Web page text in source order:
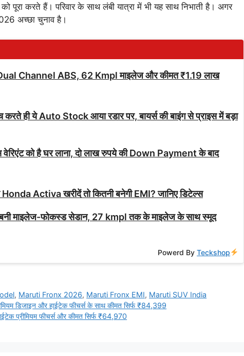
पूरा करते हैं। परिवार के साथ लंबी यात्रा में भी यह साथ निभाती है। अगर
अच्छा चुनाव है।
Channel ABS, 62 Kmpl माइलेज और कीमत ₹1.19 लाख
करते ही ये Auto Stock आया रडार पर, बायर्स की बाइंग से प्राइस में बड़ा
को है घर लाना, दो लाख रुपये की Down Payment के बाद
Honda Activa खरीदें तो कितनी बनेगी EMI? जानिए डिटेल्स
माइलेज-फोकस्ड सेडान, 27 kmpl तक के माइलेज के साथ स्मूद
Powerd ByTeckshop
, Maruti Fronx 2026, Maruti Fronx EMI, Maruti SUV India
डिजाइन और हाईटेक फीचर्स के साथ कीमत सिर्फ ₹84,399
प्रीमियम फीचर्स और कीमत सिर्फ ₹64,970